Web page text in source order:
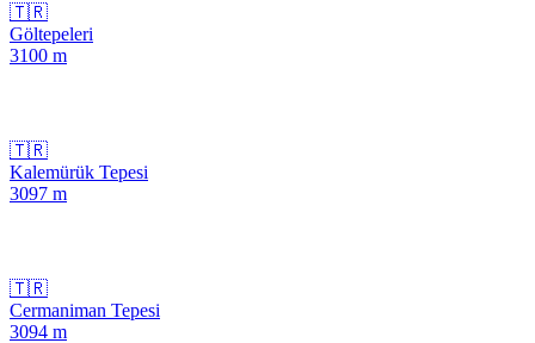
🇹🇷
Göltepeleri
3100 m
🇹🇷
Kalemürük Tepesi
3097 m
🇹🇷
Cermaniman Tepesi
3094 m